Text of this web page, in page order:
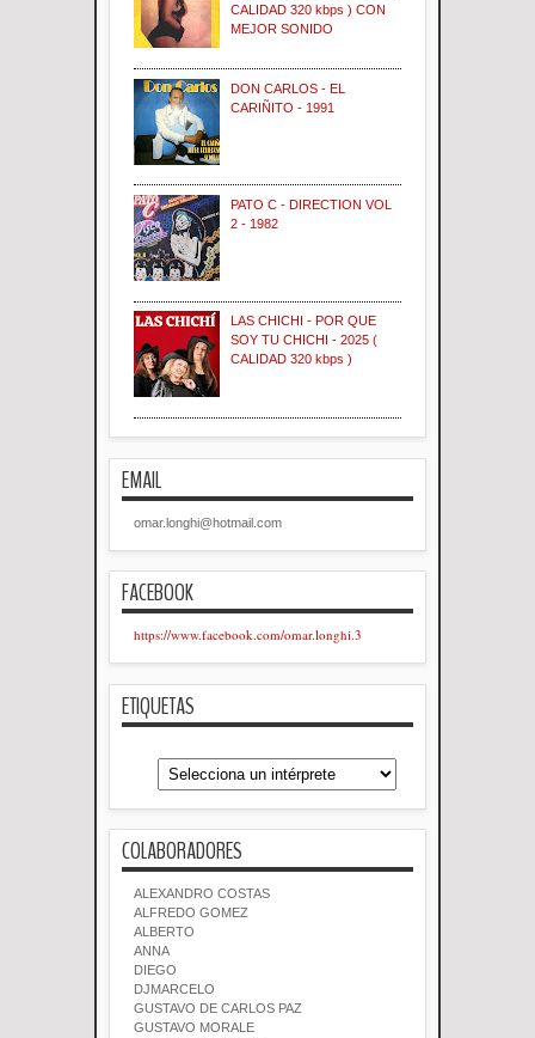
CALIDAD 320 kbps ) CON
MEJOR SONIDO
DON CARLOS - EL
CARIÑITO - 1991
PATO C - DIRECTION VOL
2 - 1982
LAS CHICHI - POR QUE
SOY TU CHICHI - 2025 (
CALIDAD 320 kbps )
EMAIL
omar.longhi@hotmail.com
FACEBOOK
https://www.facebook.com/omar.longhi.3
ETIQUETAS
COLABORADORES
ALEXANDRO COSTAS
ALFREDO GOMEZ
ALBERTO
ANNA
DIEGO
DJMARCELO
GUSTAVO DE CARLOS PAZ
GUSTAVO MORALE